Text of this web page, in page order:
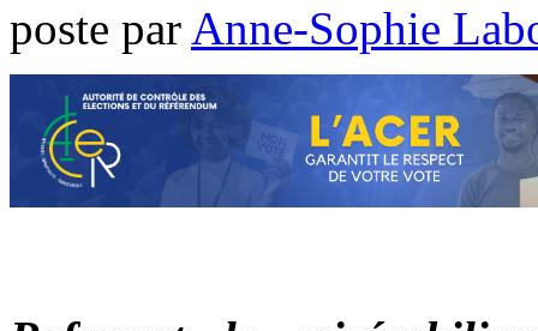
poste par Anne-Sophie